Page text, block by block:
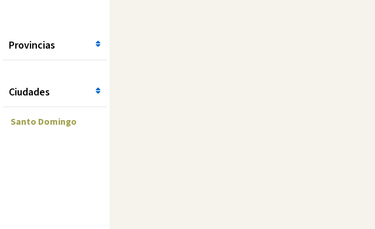
Provincias
Ciudades
Santo Domingo